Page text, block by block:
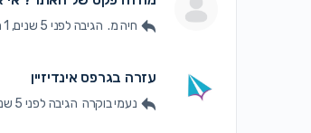
חיה מ. הגיבה לפני 5 שנים, 1 חודש
עזרה בגרפס אינדיזיין
נעמי בוקרה הגיבה לפני 5 שנים, 1 חודש